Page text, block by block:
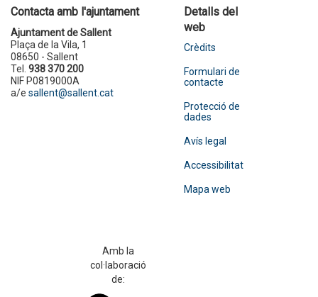
Contacta amb l'ajuntament
Ajuntament de Sallent
Plaça de la Vila, 1
08650 - Sallent
Tel. 938 370 200
NIF P0819000A
a/e sallent@sallent.cat
Detalls del
web
Crèdits
Formulari de
contacte
Protecció de
dades
Avís legal
Accessibilitat
Mapa web
Amb la
col·laboració
de: